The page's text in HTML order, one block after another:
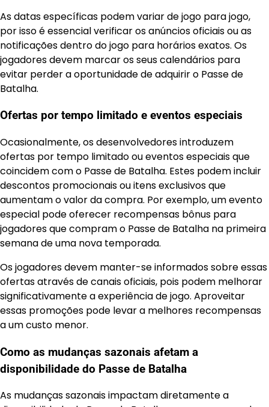
As datas específicas podem variar de jogo para jogo,
por isso é essencial verificar os anúncios oficiais ou as
notificações dentro do jogo para horários exatos. Os
jogadores devem marcar os seus calendários para
evitar perder a oportunidade de adquirir o Passe de
Batalha.
Ofertas por tempo limitado e eventos especiais
Ocasionalmente, os desenvolvedores introduzem
ofertas por tempo limitado ou eventos especiais que
coincidem com o Passe de Batalha. Estes podem incluir
descontos promocionais ou itens exclusivos que
aumentam o valor da compra. Por exemplo, um evento
especial pode oferecer recompensas bônus para
jogadores que compram o Passe de Batalha na primeira
semana de uma nova temporada.
Os jogadores devem manter-se informados sobre essas
ofertas através de canais oficiais, pois podem melhorar
significativamente a experiência de jogo. Aproveitar
essas promoções pode levar a melhores recompensas
a um custo menor.
Como as mudanças sazonais afetam a
disponibilidade do Passe de Batalha
As mudanças sazonais impactam diretamente a